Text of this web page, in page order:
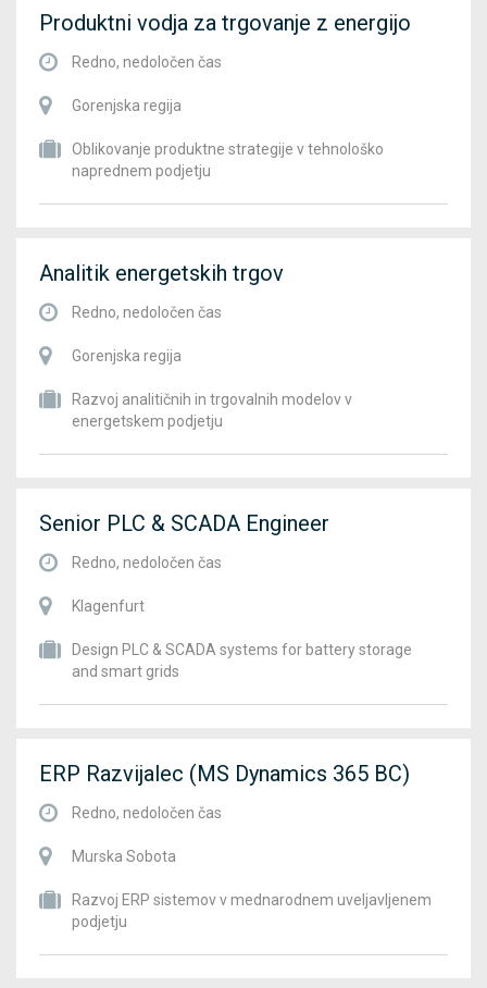
Produktni vodja za trgovanje z energijo
Redno, nedoločen čas
Gorenjska regija
Oblikovanje produktne strategije v tehnološko
naprednem podjetju
Analitik energetskih trgov
Redno, nedoločen čas
Gorenjska regija
Razvoj analitičnih in trgovalnih modelov v
energetskem podjetju
Senior PLC & SCADA Engineer
Redno, nedoločen čas
Klagenfurt
Design PLC & SCADA systems for battery storage
and smart grids
ERP Razvijalec (MS Dynamics 365 BC)
Redno, nedoločen čas
Murska Sobota
Razvoj ERP sistemov v mednarodnem uveljavljenem
podjetju